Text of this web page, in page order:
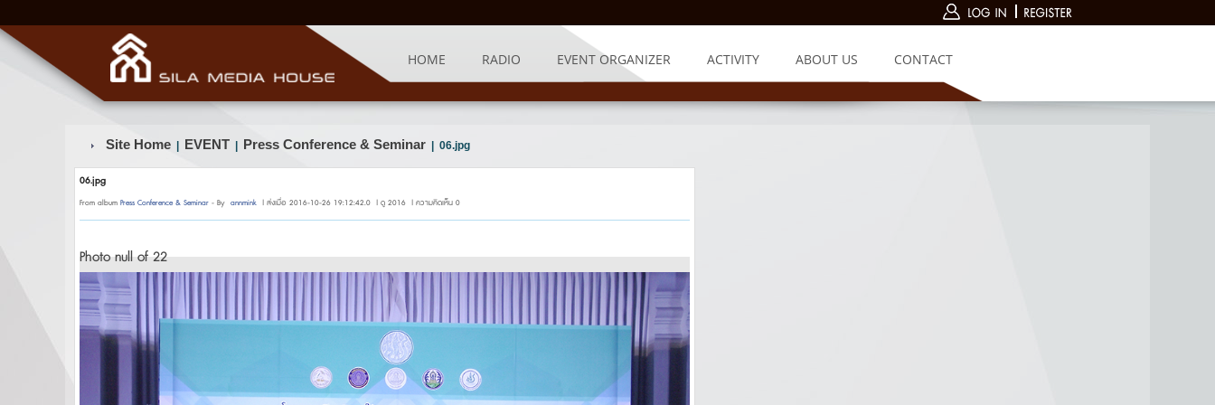
HOME RADIO EVENT ORGANIZER ACTIVITY ABOUT US CONTACT
Site Home EVENT Press Conference & Seminar | 06.jpg
06.jpg
From album Press Conference & Seminar - By annmink | ส่งเมื่อ 2016-10-26 19:12:42.0 | ดู 2016 | ความคิดเห็น 0
Photo null of 22